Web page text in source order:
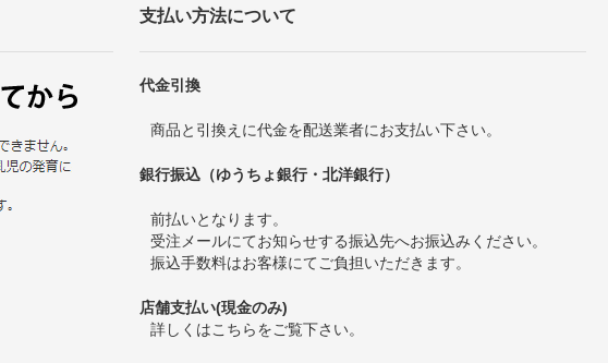
支払い方法について
代金引換
商品と引換えに代金を配送業者にお支払い下さい。
銀行振込（ゆうちょ銀行・北洋銀行）
前払いとなります。
受注メールにてお知らせする振込先へお振込みください。
振込手数料はお客様にてご負担いただきます。
店舗支払い(現金のみ)
詳しくはこちらをご覧下さい。